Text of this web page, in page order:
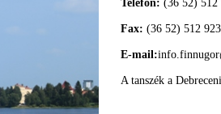
Telefon: (36 52) 512
Fax: (36 52) 512 923
E-mail:
A tanszék a